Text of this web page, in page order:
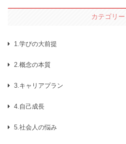
カテゴリー
1.学びの大前提
2.概念の本質
3.キャリアプラン
4.自己成長
5.社会人の悩み